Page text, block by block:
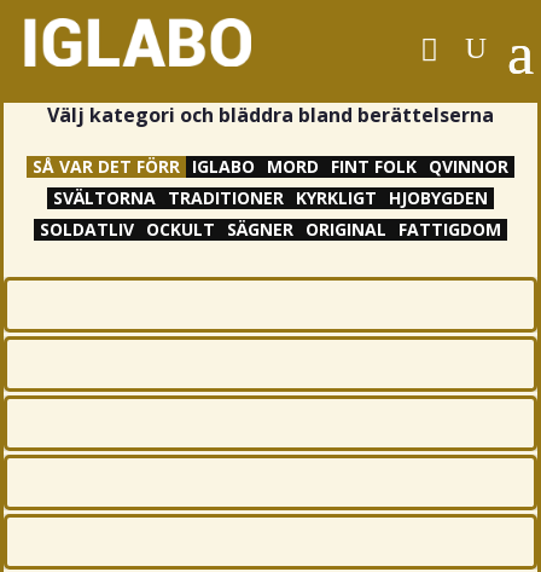
Välj kategori och bläddra bland berättelserna
SÅ VAR DET FÖRR IGLABO MORD FINT FOLK QVINNOR
SVÄLTORNA TRADITIONER KYRKLIGT
HJOBYGDEN
SOLDATLIV OCKULT SÄGNER ORIGINAL FATTIGDOM